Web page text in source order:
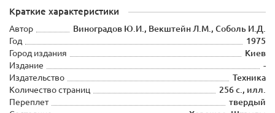
Краткие характеристики
Автор
Виноградов Ю.И., Векштейн Л.М., Соболь И.Д.
Год
1975
Город издания
Киев
Издание
-
Издательство
Техника
Количество страниц
256 с., илл.
Переплет
твердый